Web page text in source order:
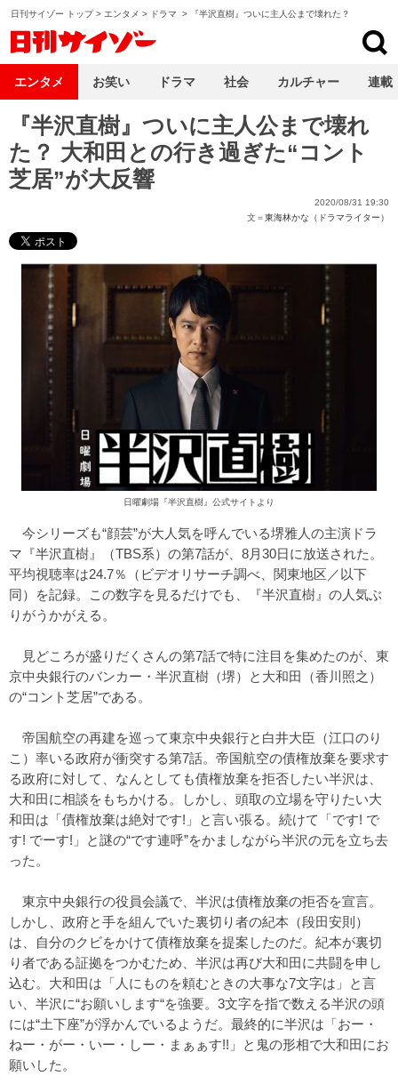
日刊サイゾー トップ> エンタメ > ドラマ > 『半沢直樹』ついに主人公まで壊れた？
『半沢直樹』ついに主人公まで壊れ
た？ 大和田との行き過ぎた“コント
芝居”が大反響
2020/08/31 19:30
文＝東海林かな（ドラマライター）
日曜劇場『半沢直樹』公式サイトより
今シリーズも“顔芸”が大人気を呼んでいる堺雅人の主演ドラ
マ『半沢直樹』（TBS系）の第7話が、8月30日に放送された。
平均視聴率は24.7％（ビデオリサーチ調べ、関東地区／以下
同）を記録。この数字を見るだけでも、『半沢直樹』の人気ぶ
りがうかがえる。
見どころが盛りだくさんの第7話で特に注目を集めたのが、東
京中央銀行のバンカー・半沢直樹（堺）と大和田（香川照之）
の“コント芝居”である。
帝国航空の再建を巡って東京中央銀行と白井大臣（江口のり
こ）率いる政府が衝突する第7話。帝国航空の債権放棄を要求す
る政府に対して、なんとしても債権放棄を拒否したい半沢は、
大和田に相談をもちかける。しかし、頭取の立場を守りたい大
和田は「債権放棄は絶対です!」と言い張る。続けて「です! で
す! でーす!」と謎の“です連呼”をかましながら半沢の元を立ち去
った。
東京中央銀行の役員会議で、半沢は債権放棄の拒否を宣言。
しかし、政府と手を組んでいた裏切り者の紀本（段田安則）
は、自分のクビをかけて債権放棄を提案したのだ。紀本が裏切
り者である証拠をつかむため、半沢は再び大和田に共闘を申し
込む。大和田は「人にものを頼むときの大事な7文字は」と言
い、半沢に“お願いします“を強要。3文字を指で数える半沢の頭
には“土下座”が浮かんでいるようだ。最終的に半沢は「おー・
ねー・がー・いー・しー・まぁぁす!!」と鬼の形相で大和田にお
願いした。
エンタメ お笑い ドラマ 社会 カルチャー 連載